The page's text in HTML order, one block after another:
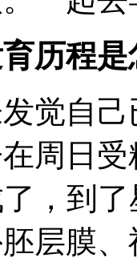
历程
自己
周日
，到
层膜